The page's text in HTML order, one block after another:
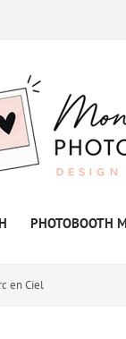
PHOTOBOOTH
en Ciel